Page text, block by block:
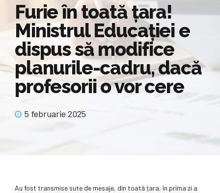
Furie în toată țara!
Ministrul Educației e
dispus să modifice
planurile-cadru, dacă
profesorii o vor cere
5 februarie 2025
Au fost transmise sute de mesaje, din toată țara, în prima zi a